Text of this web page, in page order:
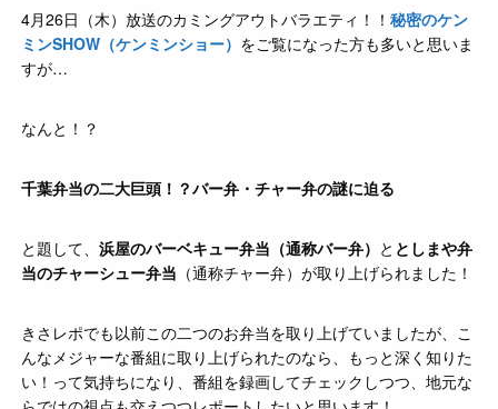
4月26日（木）放送のカミングアウトバラエティ！！秘密のケン
ミンSHOW（ケンミンショー） をご覧になった方も多いと思いま
すが…
なんと！？
千葉弁当の二大巨頭！？バー弁・チャー弁の謎に迫る
と題して、浜屋のバーベキュー弁当（通称バー弁） と としまや弁
当のチャーシュー弁当 （通称チャー弁）が取り上げられました！
きさレポでも以前この二つのお弁当を取り上げていましたが、こ
んなメジャーな番組に取り上げられたのなら、もっと深く知りた
い！って気持ちになり、番組を録画してチェックしつつ、地元な